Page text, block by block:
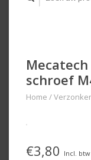
schroef
Home /
€3,80 Incl. btw